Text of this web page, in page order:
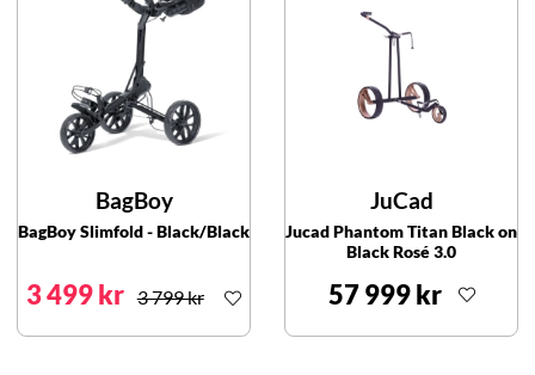
BagBoy
BagBoy Slimfold - Black/Black
3 499 kr 3 799 kr
JuCad
Jucad Phantom Titan Black on
Black Rosé 3.0
57 999 kr